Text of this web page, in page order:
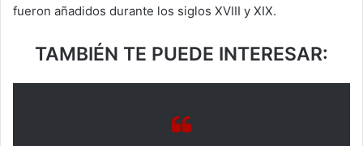
fueron añadidos durante los siglos XVIII y XIX.
TAMBIÉN TE PUEDE INTERESAR: